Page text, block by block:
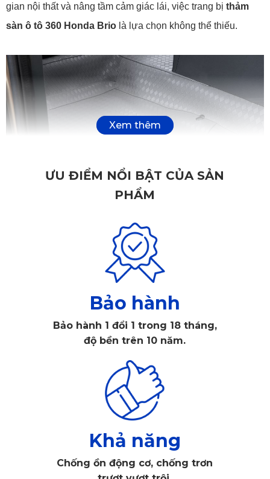
gian nội thất và nâng tầm cảm giác lái, việc trang bị thảm
sàn ô tô 360 Honda Brio là lựa chọn không thể thiếu.
Thảm sàn ô tô 360 Honda Brio bảo vệ toàn diện sàn xe
Không chỉ đơn thuần là phụ kiện, thảm lót sàn 360 độ
đóng vai trò như lớp áo giáp bảo vệ cho sàn xe, nơi thường
xuyên tiếp xúc với bụi bẩn, độ ẩm và nhiều tác nhân gây hại
khác. Một chiếc thảm phù hợp sẽ làm tăng tính thẩm mỹ cho
toàn trong suốt hành trình.
Dù bạn là người dùng mới hay đã gắn bó lâu dài với Brio,
ƯU ĐIỂM NỔI BẬT CỦA SẢN
PHẨM
Bảo hành
Bảo hành 1 đổi 1 trong 18 tháng,
độ bền trên 10 năm.
Khả năng
Chống ồn động cơ, chống trơn